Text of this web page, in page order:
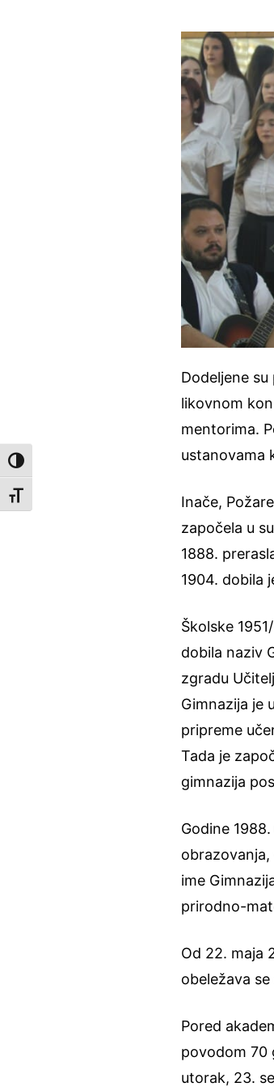
Toggle High Contrast
Toggle Font size
Dodeljene
likovnom
mentorima.
ustanovama
Inače,
započela u
1888.
1904. dobila
Školske
dobila naziv
zgradu
Gimnazija je
pripreme
Tada je
gimnazija
Godine
ime
prirodno-
Od 22. maja
obeležava
Pored
povodom 70
utorak, 23.